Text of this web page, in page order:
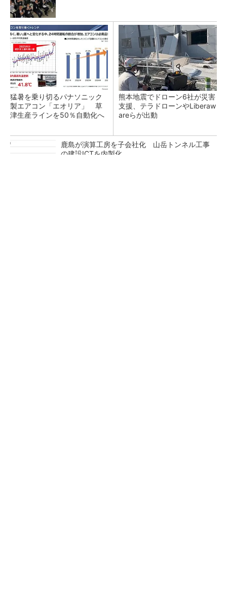
猛暑を乗り切るパナソニック
製エアコン「エオリア」 草
津生産ラインを50％自動化へ
熊本地震でドローン6社が災害
支援、テラドローンやLiberaw
areらが出動
鹿島が演算工房を子会社化 山岳トンネル工事
の建設ICTを内製化